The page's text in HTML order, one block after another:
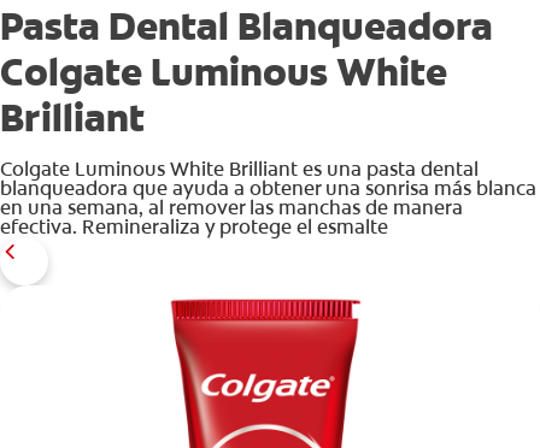
Pasta Dental Blanqueadora
Colgate Luminous White
Brilliant
Colgate Luminous White Brilliant es una pasta dental
blanqueadora que ayuda a obtener una sonrisa más blanca
en una semana, al remover las manchas de manera
efectiva. Remineraliza y protege el esmalte